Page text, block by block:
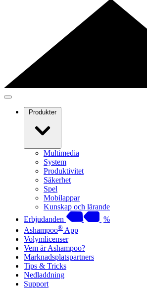
Produkter
Multimedia
System
Produktivitet
Säkerhet
Spel
Mobilappar
Kunskap och lärande
Erbjudanden
%
Ashampoo® App
Volymlicenser
Vem är Ashampoo?
Marknadsplatspartners
Tips & Tricks
Nedladdning
Support